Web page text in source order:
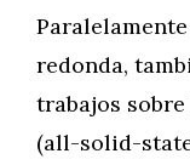
redonda,
trabajos
(all-solid-